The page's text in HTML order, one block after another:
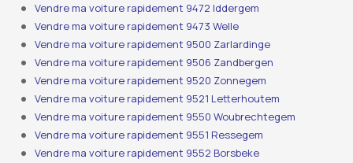
Vendre ma voiture rapidement 9472 Iddergem
Vendre ma voiture rapidement 9473 Welle
Vendre ma voiture rapidement 9500 Zarlardinge
Vendre ma voiture rapidement 9506 Zandbergen
Vendre ma voiture rapidement 9520 Zonnegem
Vendre ma voiture rapidement 9521 Letterhoutem
Vendre ma voiture rapidement 9550 Woubrechtegem
Vendre ma voiture rapidement 9551 Ressegem
Vendre ma voiture rapidement 9552 Borsbeke